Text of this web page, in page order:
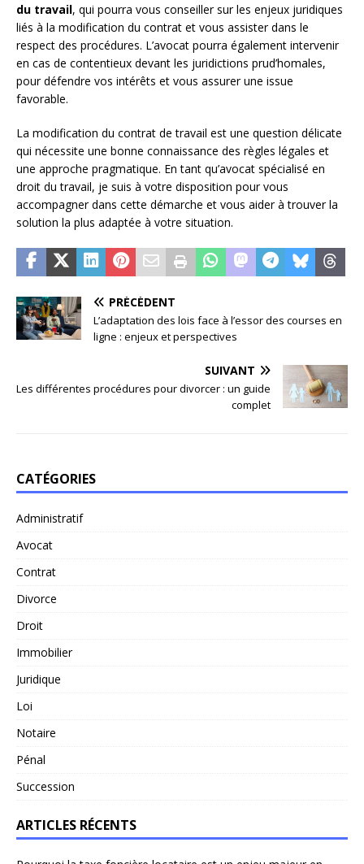
du travail, qui pourra vous conseiller sur les enjeux juridiques
liés à la modification du contrat et vous assister dans le
respect des procédures. L’avocat pourra également intervenir
en cas de contentieux devant les juridictions prud’homales,
pour défendre vos intérêts et vous assurer une issue
favorable.
La modification du contrat de travail est une question délicate
qui nécessite une bonne connaissance des règles légales et
une approche pragmatique. En tant qu’avocat spécialisé en
droit du travail, je suis à votre disposition pour vous
accompagner dans cette démarche et vous aider à trouver la
solution la plus adaptée à votre situation.
PRÉCÉDENT
L’adaptation des lois face à l’essor des courses en
ligne : enjeux et perspectives
SUIVANT
Les différentes procédures pour divorcer : un guide
complet
CATÉGORIES
Administratif
Avocat
Contrat
Divorce
Droit
Immobilier
Juridique
Loi
Notaire
Pénal
Succession
ARTICLES RÉCENTS